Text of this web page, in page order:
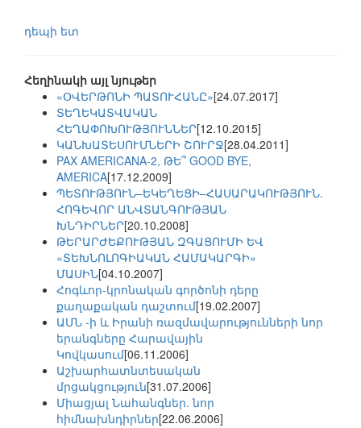
դեպի ետ
Հեղինակի այլ նյութեր
«ՕՎԵՐԹՈՆԻ ՊԱՏՈՒՀԱՆԸ»[24.07.2017]
ՏԵՂԵԿԱՏՎԱԿԱՆ
ՀԵՂԱՓՈԽՈՒԹՅՈՒՆՆԵՐ[12.10.2015]
ԿԱՆԽԱՏԵՍՈՒՄՆԵՐԻ ՇՈՒՐՋ[28.04.2011]
PAX AMERICANA-2, ԹԵ՞ GOOD BYE,
AMERICA[17.12.2009]
ՊԵՏՈՒԹՅՈՒՆ–ԵԿԵՂԵՑԻ–ՀԱՍԱՐԱԿՈՒԹՅՈՒՆ.
ՀՈԳԵՎՈՐ ԱՆՎՏԱՆԳՈՒԹՅԱՆ
ԽՆԴԻՐՆԵՐ[20.10.2008]
ԹԵՐԱՐԺԵՔՈՒԹՅԱՆ ԶԳԱՑՈՒՄԻ ԵՎ
«ՏԵԽՆՈԼՈԳԻԱԿԱՆ ՀԱՄԱԿԱՐԳԻ»
ՄԱՍԻՆ[04.10.2007]
Հոգևոր-կրոնական գործոնի դերը
քաղաքական դաշտում[19.02.2007]
ԱՄՆ -ի և Իրանի ռազմավարությունների նոր
երանգները Հարավային
Կովկասում[06.11.2006]
Աշխարհատնտեսական
մրցակցություն[31.07.2006]
Միացյալ Նահանգներ. նոր
հիմնախնդիրներ[22.06.2006]